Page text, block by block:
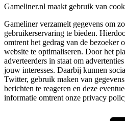
Gameliner.nl maakt gebruik van
Gameliner verzamelt gegevens om
gebruikerservaring te bieden.
omtrent het gedrag van de bezoeker
website te optimaliseren. Door het
adverteerders in staat om
jouw interesses. Daarbij kunnen
Twitter, gebruik maken van
berichten te reageren en deze
informatie omtrent onze privacy